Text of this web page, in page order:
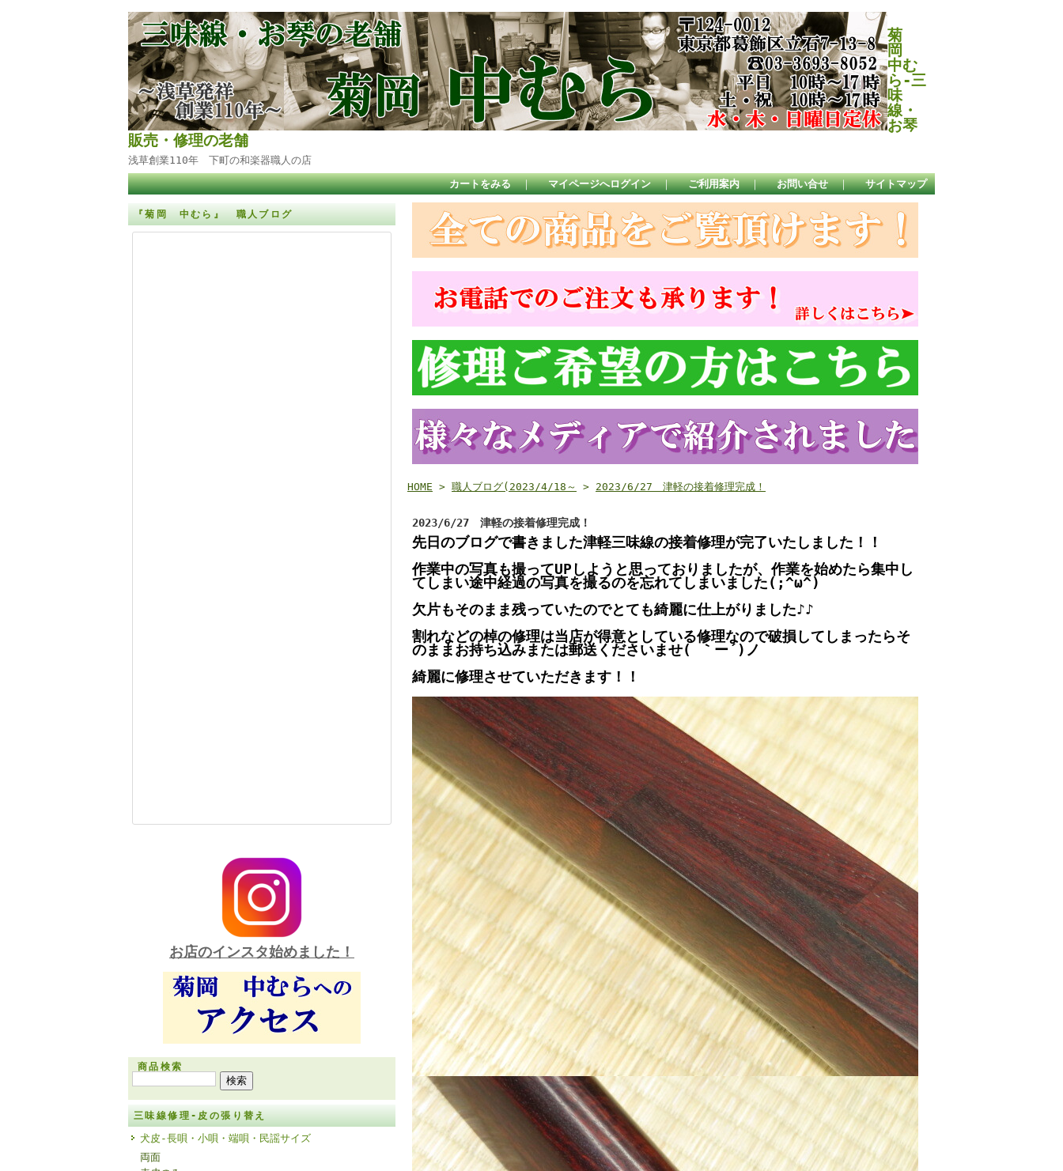
菊
岡
中む
ら-三
味
線・
お琴
販売・修理の老舗
浅草創業110年 下町の和楽器職人の店
カートをみる ｜ マイページへログイン ｜ ご利用案内 ｜ お問い合せ ｜ サイトマップ
『菊岡 中むら』 職人ブログ
お店のインスタ始めました！
商品検索
三味線修理-皮の張り替え
犬皮-長唄・小唄・端唄・民謡サイズ
両面
HOME > 職人ブログ(2023/4/18～ > 2023/6/27 津軽の接着修理完成！
2023/6/27 津軽の接着修理完成！
先日のブログで書きました津軽三味線の接着修理が完了いたしました！！
作業中の写真も撮ってUPしようと思っておりましたが、作業を始めたら集中し
てしまい途中経過の写真を撮るのを忘れてしまいました(;^ω^)
欠片もそのまま残っていたのでとても綺麗に仕上がりました♪♪
割れなどの棹の修理は当店が得意としている修理なので破損してしまったらそ
のままお持ち込みまたは郵送くださいませ( ｀ー´)ノ
綺麗に修理させていただきます！！